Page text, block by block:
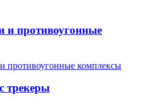
и противоугонные
трекеры